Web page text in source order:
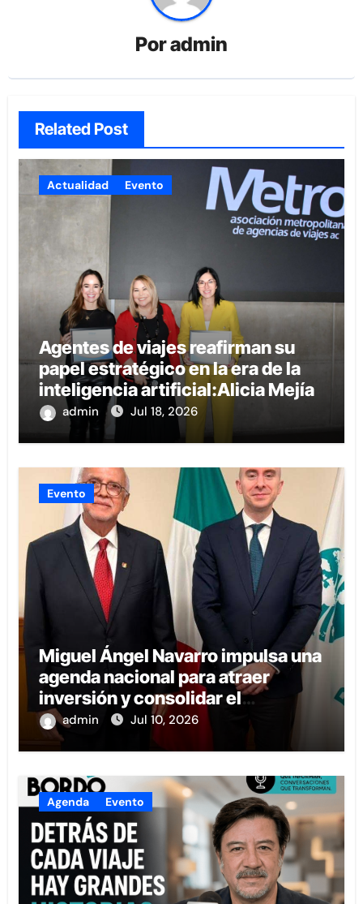
Poradmin
Related Post
Actualidad Evento
Agentes de viajes reafirman su
papel estratégico en la era de la
inteligencia artificial:Alicia Mejía
admin Jul 18, 2026
Evento
Miguel Ángel Navarro impulsa una
agenda nacional para atraer
inversión y consolidar el
desarrollo de Nayarit.
admin Jul 10, 2026
Agenda Evento